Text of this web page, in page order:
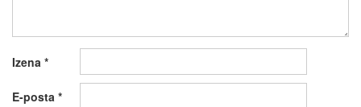
Izena *
E-posta *